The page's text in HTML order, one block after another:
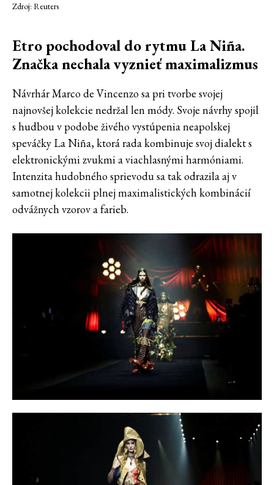
Zdroj: Reuters
Etro pochodoval do rytmu La Niña.
Značka nechala vyznieť maximalizmus
Návrhár Marco de Vincenzo sa pri tvorbe svojej
najnovšej kolekcie nedržal len módy. Svoje návrhy spojil
s hudbou v podobe živého vystúpenia neapolskej
speváčky La Niña, ktorá rada kombinuje svoj dialekt s
elektronickými zvukmi a viachlasnými harmóniami.
Intenzita hudobného sprievodu sa tak odrazila aj v
samotnej kolekcii plnej maximalistických kombinácií
odvážnych vzorov a farieb.